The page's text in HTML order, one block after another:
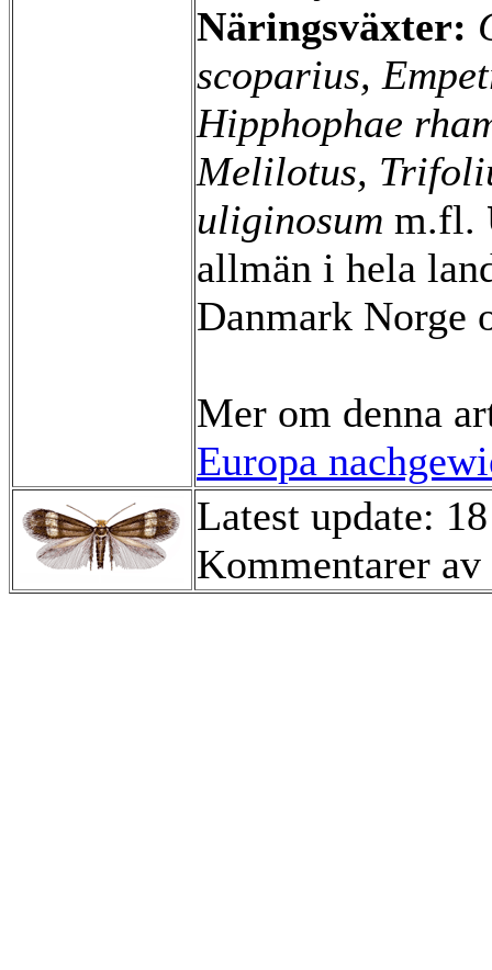
Näringsväxter:
scoparius,
Hipphophae
Melilotus,
uliginosum m.fl.
allmän i hela
Danmark Norge
Mer om denna
Europa
Latest update:
Kommentarer